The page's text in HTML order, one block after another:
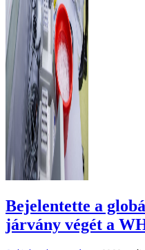
Bejelentette a
járvány végét a